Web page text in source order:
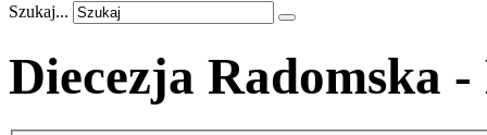
Szukaj...
Diecezja Radomska